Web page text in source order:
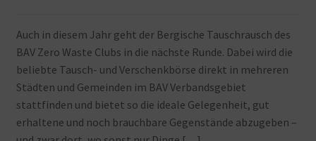
Auch in diesem Jahr geht der Bergische Tauschrausch des
BAV Zero Waste Clubs in die nächste Runde. Dabei wird die
beliebte Tausch- und Verschenkbörse direkt in mehreren
Städten und Gemeinden im BAV Verbandsgebiet
stattfinden und bietet so die ideale Gelegenheit, gut
erhaltene und noch brauchbare Gegenstände abzugeben –